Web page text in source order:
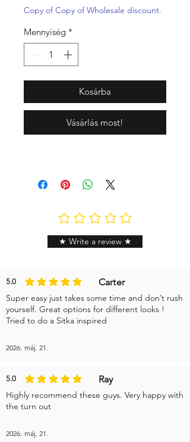
Copy of Copy of Wholesale discount.
Mennyiség *
Kosárba
Vásárlás most!
Még nincsenek
★ Write a review ★
5.0
az átlagos értékelés 5 az 5-bőlCarter
Super easy just takes some time and don’t rush
yourself. Great options for different looks !
Tried to do a Sitka inspired
2026. máj. 21.
5.0
az átlagos értékelés 5 az 5-ből
Ray
Highly recommend these guys. Very happy with
the turn out
2026. máj. 21.